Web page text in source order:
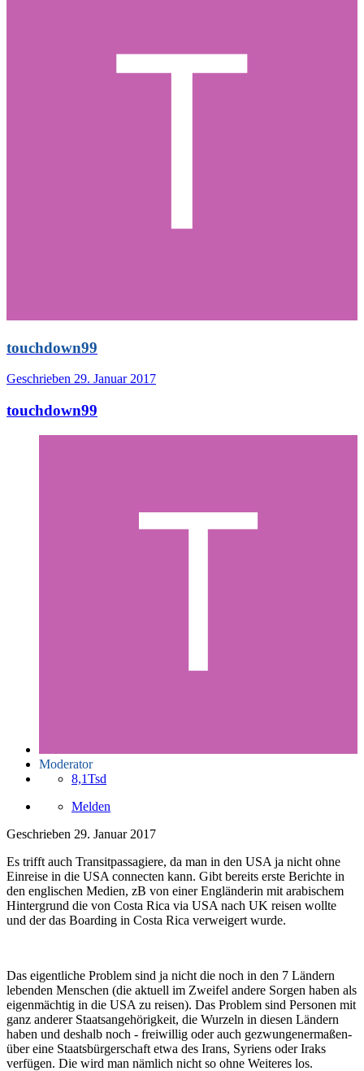
touchdown99
Geschrieben 29. Januar 2017
touchdown99
Moderator
8,1Tsd
Melden
Geschrieben 29. Januar 2017
Es trifft auch Transitpassagiere, da man in den USA ja nicht ohne
Einreise in die USA connecten kann. Gibt bereits erste Berichte in
den englischen Medien, zB von einer Engländerin mit arabischem
Hintergrund die von Costa Rica via USA nach UK reisen wollte
und der das Boarding in Costa Rica verweigert wurde.
Das eigentliche Problem sind ja nicht die noch in den 7 Ländern
lebenden Menschen (die aktuell im Zweifel andere Sorgen haben als
eigenmächtig in die USA zu reisen). Das Problem sind Personen mit
ganz anderer Staatsangehörigkeit, die Wurzeln in diesen Ländern
haben und deshalb noch - freiwillig oder auch gezwungenermaßen-
über eine Staatsbürgerschaft etwa des Irans, Syriens oder Iraks
verfügen. Die wird man nämlich nicht so ohne Weiteres los.